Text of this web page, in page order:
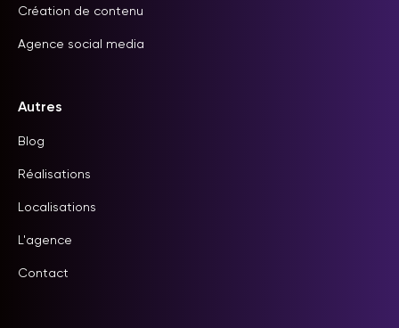
Création de contenu
Agence social media
Autres
Blog
Réalisations
Localisations
L'agence
Contact